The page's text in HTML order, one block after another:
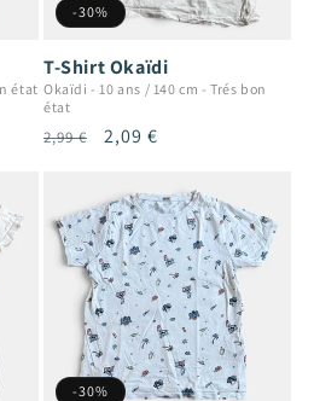
état
-30%
T-Shirt Okaïdi
Okaïdi - 10 ans / 140 cm -Trés bon
état
Prix
2,99 €
Prix
2,09 €
-30%